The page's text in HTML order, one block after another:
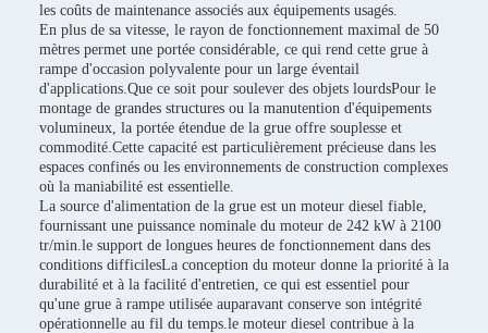
les coûts de maintenance associés aux équipements usagés.
En plus de sa vitesse, le rayon de fonctionnement maximal de 50
mètres permet une portée considérable, ce qui rend cette grue à
rampe d'occasion polyvalente pour un large éventail
d'applications.Que ce soit pour soulever des objets lourdsPour le
montage de grandes structures ou la manutention d'équipements
volumineux, la portée étendue de la grue offre souplesse et
commodité.Cette capacité est particulièrement précieuse dans les
espaces confinés ou les environnements de construction complexes
où la maniabilité est essentielle.
La source d'alimentation de la grue est un moteur diesel fiable,
fournissant une puissance nominale du moteur de 242 kW à 2100
tr/min.le support de longues heures de fonctionnement dans des
conditions difficilesLa conception du moteur donne la priorité à la
durabilité et à la facilité d'entretien, ce qui est essentiel pour
qu'une grue à rampe utilisée auparavant conserve son intégrité
opérationnelle au fil du temps.le moteur diesel contribue à la